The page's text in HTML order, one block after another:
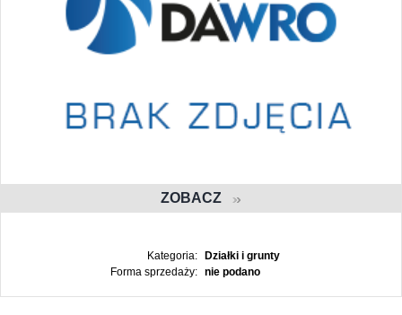
ZOBACZ
Kategoria:
Działki i grunty
Forma sprzedaży:
nie podano